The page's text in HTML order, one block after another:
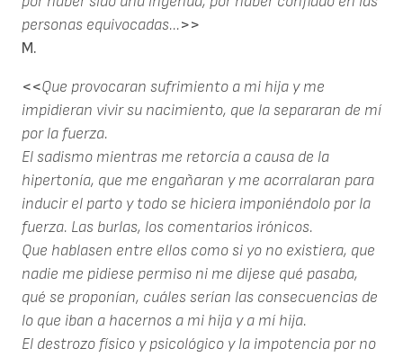
personas equivocadas...>>
M.
<<Que provocaran sufrimiento a mi hija y me
impidieran vivir su nacimiento, que la separaran de mí
por la fuerza.
El sadismo mientras me retorcía a causa de la
hipertonía, que me engañaran y me acorralaran para
inducir el parto y todo se hiciera imponiéndolo por la
fuerza. Las burlas, los comentarios irónicos.
Que hablasen entre ellos como si yo no existiera, que
nadie me pidiese permiso ni me dijese qué pasaba,
qué se proponían, cuáles serían las consecuencias de
lo que iban a hacernos a mi hija y a mí hija.
El destrozo físico y psicológico y la impotencia por no